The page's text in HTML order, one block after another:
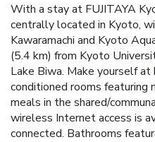
With a stay at FUJITAYA
centrally located in Kyoto,
Kawaramachi and Kyoto
(5.4 km) from Kyoto
Lake Biwa. Make yourself
conditioned rooms featuring
meals in the shared/
wireless Internet access is
connected. Bathrooms